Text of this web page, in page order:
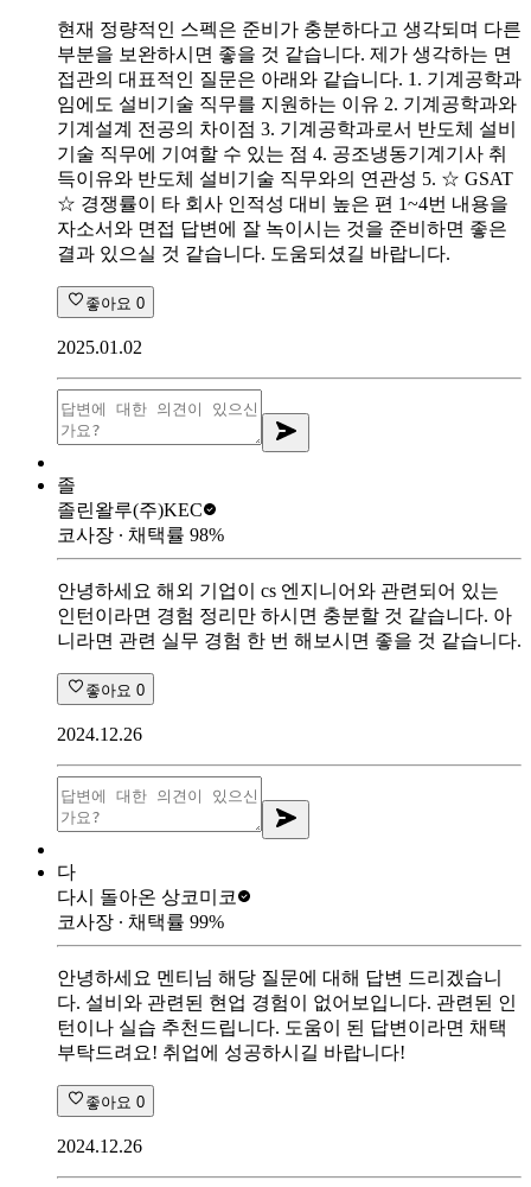
현재 정량적인 스펙은 준비가 충분하다고 생각되며 다른
부분을 보완하시면 좋을 것 같습니다. 제가 생각하는 면
접관의 대표적인 질문은 아래와 같습니다. 1. 기계공학과
임에도 설비기술 직무를 지원하는 이유 2. 기계공학과와
기계설계 전공의 차이점 3. 기계공학과로서 반도체 설비
기술 직무에 기여할 수 있는 점 4. 공조냉동기계기사 취
득이유와 반도체 설비기술 직무와의 연관성 5. ☆ GSAT
☆ 경쟁률이 타 회사 인적성 대비 높은 편 1~4번 내용을
자소서와 면접 답변에 잘 녹이시는 것을 준비하면 좋은
결과 있으실 것 같습니다. 도움되셨길 바랍니다.
좋아요 0
2025.01.02
졸
졸린왈루(주)KEC
코사장 ∙ 채택률 98%
안녕하세요 해외 기업이 cs 엔지니어와 관련되어 있는
인턴이라면 경험 정리만 하시면 충분할 것 같습니다. 아
니라면 관련 실무 경험 한 번 해보시면 좋을 것 같습니다.
좋아요 0
2024.12.26
다
다시 돌아온 상코미코
코사장 ∙ 채택률 99%
안녕하세요 멘티님 해당 질문에 대해 답변 드리겠습니
다. 설비와 관련된 현업 경험이 없어보입니다. 관련된 인
턴이나 실습 추천드립니다. 도움이 된 답변이라면 채택
부탁드려요! 취업에 성공하시길 바랍니다!
좋아요 0
2024.12.26